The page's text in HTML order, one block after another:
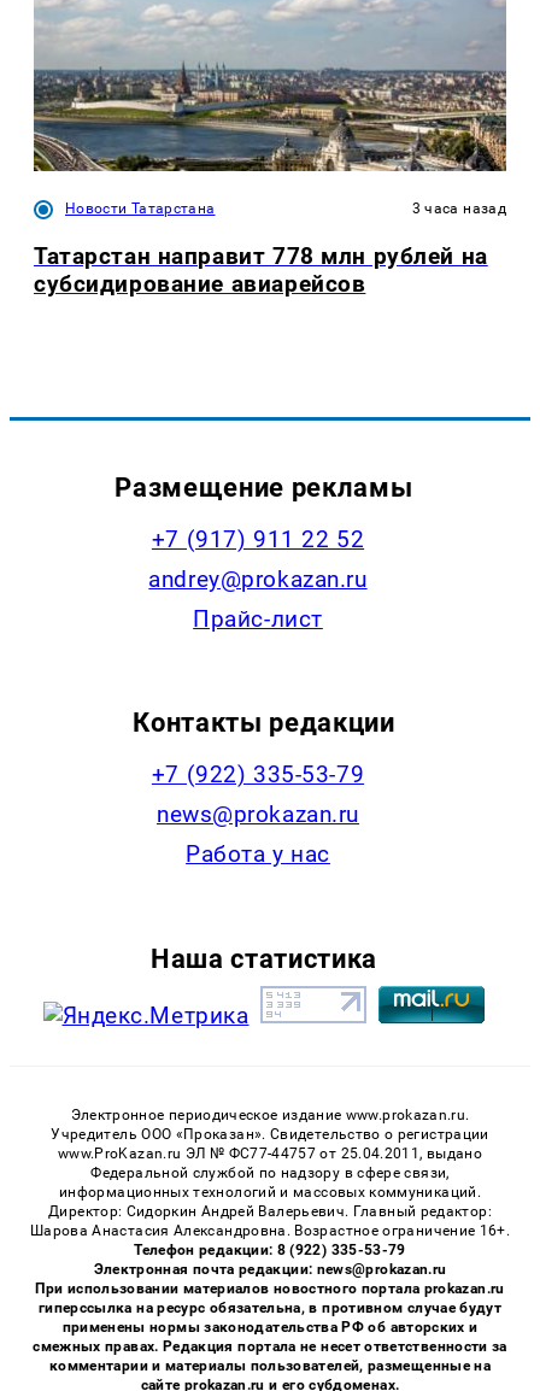
Новости Татарстана 3 часа назад
Татарстан направит 778 млн рублей на
субсидирование авиарейсов
Размещение рекламы
+7 (917) 911 22 52
andrey@prokazan.ru
Прайс-лист
Контакты редакции
+7 (922) 335-53-79
news@prokazan.ru
Работа у нас
Наша статистика
Электронное периодическое издание www.prokazan.ru.
Учредитель ООО «Проказан». Cвидетельство о регистрации
www.ProKazan.ru ЭЛ № ФС77-44757 от 25.04.2011, выдано
Федеральной службой по надзору в сфере связи,
информационных технологий и массовых коммуникаций.
Директор: Сидоркин Андрей Валерьевич. Главный редактор:
Шарова Анастасия Александровна. Возрастное ограничение 16+.
Телефон редакции: 8 (922) 335-53-79
Электронная почта редакции: news@prokazan.ru
При использовании материалов новостного портала prokazan.ru
гиперссылка на ресурс обязательна, в противном случае будут
применены нормы законодательства РФ об авторских и
смежных правах. Редакция портала не несет ответственности за
комментарии и материалы пользователей, размещенные на
сайте prokazan.ru и его субдоменах.